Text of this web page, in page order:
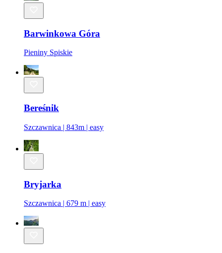
Barwinkowa Góra
Pieniny Spiskie
Bereśnik
Szczawnica | 843m | easy
Bryjarka
Szczawnica | 679 m | easy